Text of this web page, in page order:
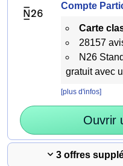
Compte
Carte
28157
N26
gratuit avec
[plus d'infos]
Ouvrir
3 offres